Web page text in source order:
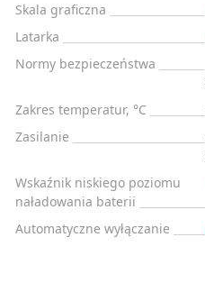
Skala graficzna
Latarka
Normy bezpieczeństwa
Zakres temperatur, °C
Zasilanie
Wskaźnik niskiego poziomu
naładowania baterii
Automatyczne wyłączanie